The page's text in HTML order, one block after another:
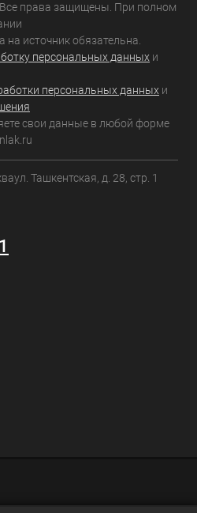
права защищены. При полном
на источник обязательна.
персональных данных и
персональных данных и
свои данные в любой форме
Ташкентская, д. 28, стр. 1